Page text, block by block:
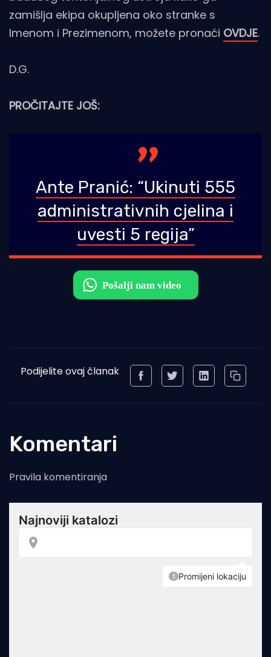
zamišlja ekipa okupljena oko stranke s
Imenom i Prezimenom, možete pronaći OVDJE.
D.G.
PROČITAJTE JOŠ:
Ante Pranić: “Ukinuti 555
administrativnih cjelina i
uvesti 5 regija”
Podijelite ovaj članak
Komentari
Pravila komentiranja